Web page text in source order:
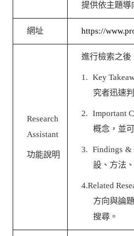
提供依主題導
網址 https://
Research
Assistant
功能說明
進行檢索之後
1. Key
究者迅速
2. Important
概念，並
3. Findings &
設、方法
4.Related
方向與論
搜尋。